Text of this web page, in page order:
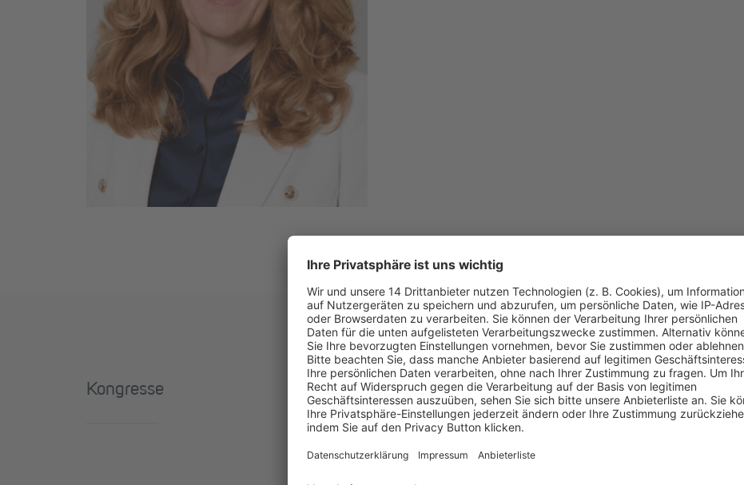
Kongresse